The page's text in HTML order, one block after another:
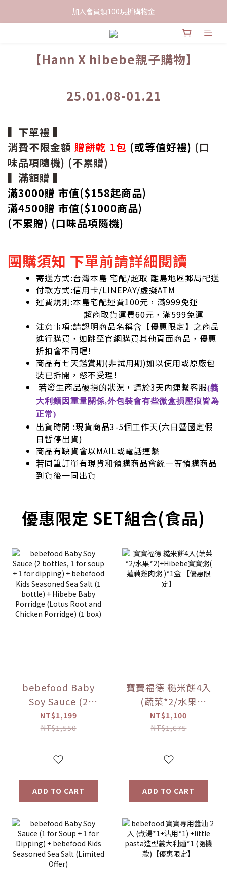
限時下單送餅乾乙包，滿$999免運
限時下單送餅乾乙包，滿$999免運
【Hann X hibebe親子購物】
25.01.08-01.21
▍下單禮 ▍
消費不限金額 贈餅乾 1包 (或等值好禮) (口
味品項隨機) (不累贈)
▍滿額贈 ▍
滿3000贈 市值($158起商品)
滿4500贈 市值($1000商品)
(不累贈) (口味品項隨機)
團購須知 下單前請詳細閱讀
寄送方式:台灣本島 宅配/超取 離島地區郵局配送
付款方式:信用卡/LINEPAY/虛擬ATM
運費規則:本島宅配運費100元，滿999免運
超商取貨運費60元，滿599免運
注意事項:請認明商品名稱含【優惠限定】之商品
進行購買，如跳至官網購買其他頁面商品，優惠
折扣會不同喔!
商品有七天鑑賞期(非試用期)如以使用或原廠包
裝已拆開，怒不受理!
若發生商品破損的狀況，請於3天內連繫客服(義
大利麵因重量關係,外包裝會有些微盒損壓痕皆為
正常)
出貨時間 :現貨商品3-5個工作天(六日暨國定假
日暫停出貨)
商品有缺貨會以MAIL或電話連繫
若同筆訂單有現貨和預購商品會統一等預購商品
到貨後一同出貨
優惠限定 SET組合(食品)
bebefood Baby
Soy Sauce (2
bottles, 1 for
soup + 1 for
bebefood Kids
Salt (1 bottle) +
Hibebe Baby
Root and Chicken
Porridge) (1 box)
NT$1,199
NT$1,550
ADD TO CART
寶寶福德 糙米餅4入
(蔬菜*2/水果
*2)+Hibebe寶寶粥
( 蓮藕雞肉粥 )*1盒
NT$1,100
NT$1,675
ADD TO CART